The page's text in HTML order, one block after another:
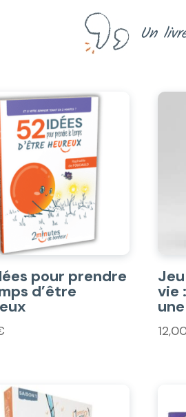
Un
pour prendre
d’être vie